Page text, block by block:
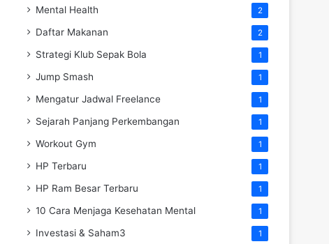
Mental Health 2
Daftar Makanan 2
Strategi Klub Sepak Bola 1
Jump Smash 1
Mengatur Jadwal Freelance 1
Sejarah Panjang Perkembangan 1
Workout Gym 1
HP Terbaru 1
HP Ram Besar Terbaru 1
10 Cara Menjaga Kesehatan Mental 1
Investasi & Saham3 1